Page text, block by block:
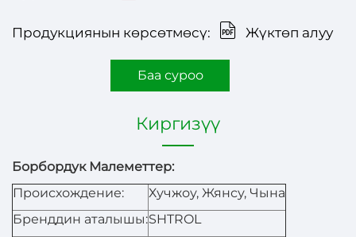
Продукциянын көрсөтмөсү: Жүктөп алуу
Баа суроо
Киргизүү
Борбордук Малеметтер:
Происхождение:
Хучжоу, Жянсу, Чына
Бренддин аталышы:SHTROL